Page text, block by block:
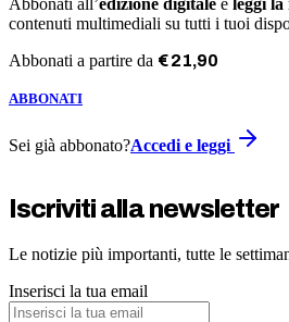
Abbonati all’edizione digitale e leggi la
contenuti multimediali su tutti i tuoi
Abbonati a partire da €21,90
ABBONATI
Sei già abbonato?Accedi e leggi
Iscriviti alla newsletter
Le notizie più importanti, tutte le
Inserisci la tua email